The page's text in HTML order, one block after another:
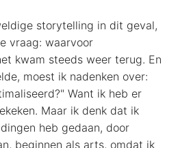
storytelling in dit geval,
vraag: waarvoor
kwam steeds weer terug. En
moest ik nadenken over:
Want ik heb er
Maar ik denk dat ik
heb gedaan, door
beginnen als arts, omdat ik